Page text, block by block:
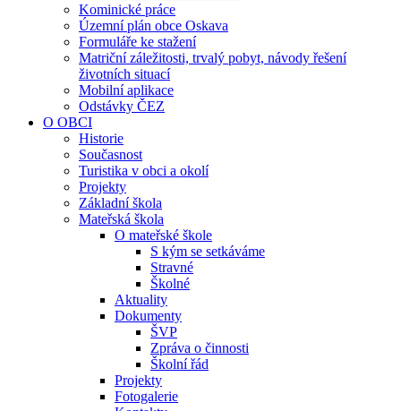
Kominické práce
Územní plán obce Oskava
Formuláře ke stažení
Matriční záležitosti, trvalý pobyt, návody řešení
životních situací
Mobilní aplikace
Odstávky ČEZ
O OBCI
Historie
Současnost
Turistika v obci a okolí
Projekty
Základní škola
Mateřská škola
O mateřské škole
S kým se setkáváme
Stravné
Školné
Aktuality
Dokumenty
ŠVP
Zpráva o činnosti
Školní řád
Projekty
Fotogalerie